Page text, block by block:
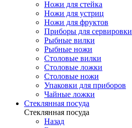
Ножи для стейка
Ножи для устриц
Ножи для фруктов
Приборы для сервировки
Рыбные вилки
Рыбные ножи
Столовые вилки
Столовые ложки
Столовые ножи
Упаковки для приборов
Чайные ложки
Стеклянная посуда
Стеклянная посуда
Назад